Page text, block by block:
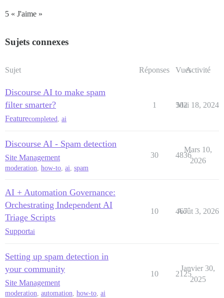
5 « J'aime »
Sujets connexes
Sujet Réponses VuesActivité
Discourse AI to make spam
filter smarter?
Featurecompleted ai
1 502
Mai 18, 2024
Discourse AI - Spam detection
Site Management
moderation, how-to, ai, spam
30 4836
Mars 10,
2026
AI + Automation Governance:
Orchestrating Independent AI
Triage Scripts
Supportai
10 467
Août 3, 2026
Setting up spam detection in
your community
Site Management
moderation, automation, how-to, ai
10 2125
Janvier 30,
2025